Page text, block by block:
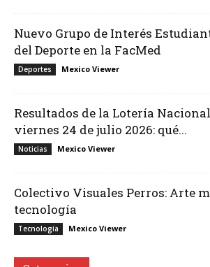
Nuevo Grupo de Interés
del Deporte en la FacMed
Deportes Mexico Viewer
Resultados de la Lotería
viernes 24 de julio 2026: qué...
Noticias Mexico Viewer
Colectivo Visuales Perros: Arte
tecnología
Tecnología Mexico Viewer